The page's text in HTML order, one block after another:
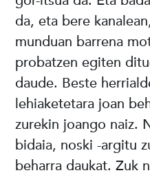
da, eta bere
munduan barrena
probatzen egiten
daude. Beste
lehiaketetara joan
zurekin joango naiz.
bidaia, noski -argitu
beharra daukat. Zuk